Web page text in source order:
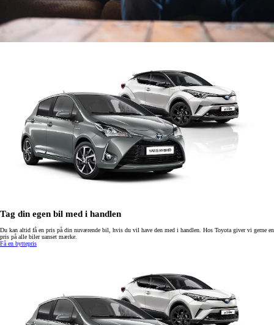
Tag din egen bil med i handlen
Du kan altid få en pris på din nuværende bil, hvis du vil have den med i handlen. Hos Toyota giver vi gerne en
pris på alle biler uanset mærke.
Få en byttepris